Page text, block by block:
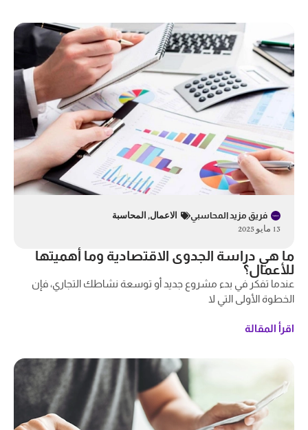
فريق مزيد المحاسبي الاعمال, المحاسبة
13 مايو 2025
ما هي دراسة الجدوى الاقتصادية وما أهميتها
للأعمال؟
عندما تفكر في بدء مشروع جديد أو توسعة نشاطك التجاري، فإن
الخطوة الأولى التي لا
اقرأ المقالة